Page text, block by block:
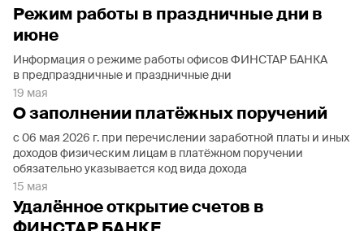
Режим работы в праздничные дни в
июне
Информация о режиме работы офисов ФИНСТАР БАНКА
в предпраздничные и праздничные дни
19 мая
О заполнении платёжных поручений
с 06 мая 2026 г. при перечислении заработной платы и иных
доходов физическим лицам в платёжном поручении
обязательно указывается код вида дохода
15 мая
Удалённое открытие счетов в